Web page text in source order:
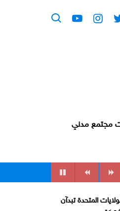
مجتمع مدني
المتحدة تبدآن